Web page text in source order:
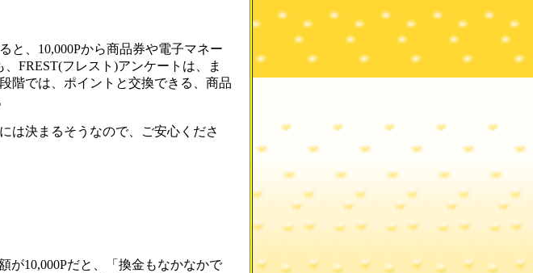
と、10,000Pから商品券や電子マネー
FREST(フレスト)アンケートは、ま
階では、ポイントと交換できる、商品
は決まるそうなので、ご安心くださ
が10,000Pだと、「換金もなかなかで